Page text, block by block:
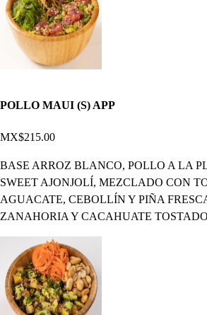
POLLO MAUI (S) APP
MX$215.00
BASE ARROZ BLANCO, POLLO A LA
SWEET AJONJOLÍ, MEZCLADO CON
AGUACATE, CEBOLLÍN Y PIÑA
ZANAHORIA Y CACAHUATE TOSTADO